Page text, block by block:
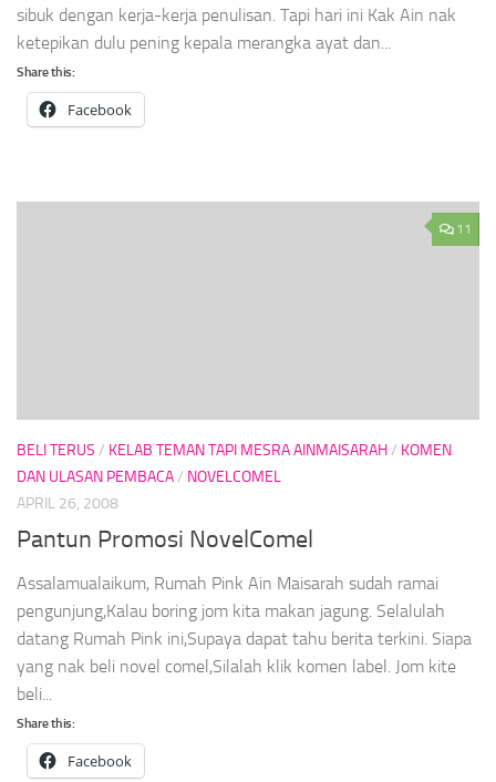
sibuk dengan kerja-kerja penulisan. Tapi hari ini Kak Ain nak
ketepikan dulu pening kepala merangka ayat dan...
Share this:
Facebook
11
BELI TERUS / KELAB TEMAN TAPI MESRA AINMAISARAH/ KOMEN
DAN ULASAN PEMBACA/ NOVELCOMEL
APRIL 26, 2008
Pantun Promosi NovelComel
Assalamualaikum, Rumah Pink Ain Maisarah sudah ramai
pengunjung,Kalau boring jom kita makan jagung. Selalulah
datang Rumah Pink ini,Supaya dapat tahu berita terkini. Siapa
yang nak beli novel comel,Silalah klik komen label. Jom kite
beli...
Share this:
Facebook